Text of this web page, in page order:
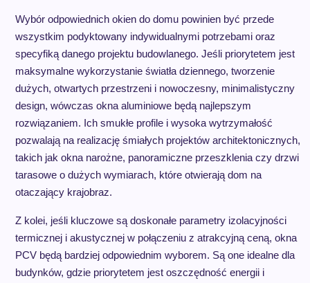
Wybór odpowiednich okien do domu powinien być przede
wszystkim podyktowany indywidualnymi potrzebami oraz
specyfiką danego projektu budowlanego. Jeśli priorytetem jest
maksymalne wykorzystanie światła dziennego, tworzenie
dużych, otwartych przestrzeni i nowoczesny, minimalistyczny
design, wówczas okna aluminiowe będą najlepszym
rozwiązaniem. Ich smukłe profile i wysoka wytrzymałość
pozwalają na realizację śmiałych projektów architektonicznych,
takich jak okna narożne, panoramiczne przeszklenia czy drzwi
tarasowe o dużych wymiarach, które otwierają dom na
otaczający krajobraz.
Z kolei, jeśli kluczowe są doskonałe parametry izolacyjności
termicznej i akustycznej w połączeniu z atrakcyjną ceną, okna
PCV będą bardziej odpowiednim wyborem. Są one idealne dla
budynków, gdzie priorytetem jest oszczędność energii i